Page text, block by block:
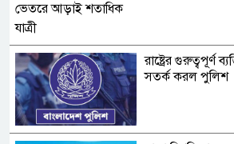
রাষ্ট্রের গুরুত্বপূর্ণ
সতর্ক করল পুলিশ